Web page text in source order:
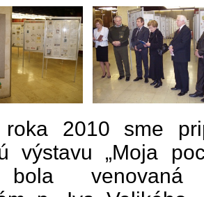
2010 sme
výstavu „Moja
bola venovaná